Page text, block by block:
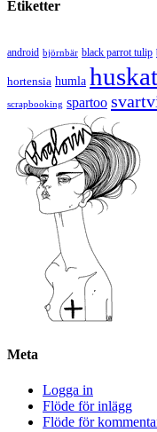
Etiketter
android björnbär black parrot tulip
hortensia humla
scrapbooking spartoo
Meta
Logga in
Flöde för inlägg
Flöde för